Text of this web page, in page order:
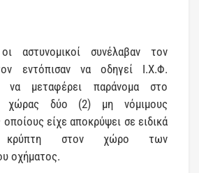
αστυνομικοί συνέλαβαν τον
εντόπισαν να οδηγεί Ι.Χ.Φ.
να μεταφέρει παράνομα στο
χώρας δύο (2) μη νόμιμους
είχε αποκρύψει σε ειδικά
κρύπτη στον χώρο των
οχήματος.